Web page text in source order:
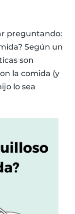
preguntando:
Según un
son
la comida (y
lo sea